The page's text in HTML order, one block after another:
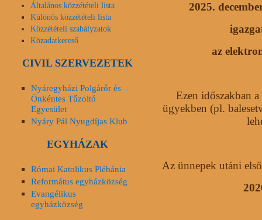
2025.
az
Ezen időszakban
ügyekben (pl.
Az ünnepek utáni
Általános közzétételi lista
Különös közzétételi lista
Közzétételi szabályzatok
Közadatkereső
CIVIL SZERVEZETEK
Nyáregyházi Polgárőr és
Önkéntes Tűzoltó
Egyesület
Nyáry Pál Nyugdíjas Klub
EGYHÁZAK
Római Katolikus Plébánia
Református egyházközség
Evangélikus
egyházközség